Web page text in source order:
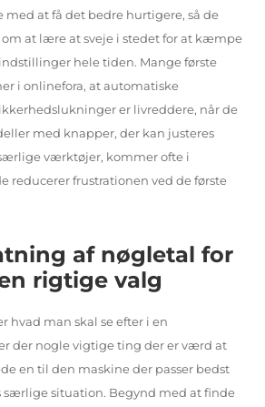
at få det bedre hurtigere, så de
at lære at sveje i stedet for at kæmpe
hele tiden. Mange første
i onlinefora, at automatiske
er livreddere, når de
med knapper, der kan justeres
værktøjer, kommer ofte i
reducerer frustrationen ved de første
af nøgletal for
rigtige valg
hvad man skal se efter i en
der nogle vigtige ting der er værd at
en til den maskine der passer bedst
særlige situation. Begynd med at finde